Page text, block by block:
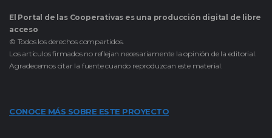
El Portal de las Cooperativas es una producción digital de libre
acceso
© Todos los derechos compartidos.
Los artículos firmados no reflejan necesariamente la opinión de la editorial.
Agradecemos citar la fuente cuando reproduzcan este material.
CONOCE MÁS SOBRE ESTE PROYECTO